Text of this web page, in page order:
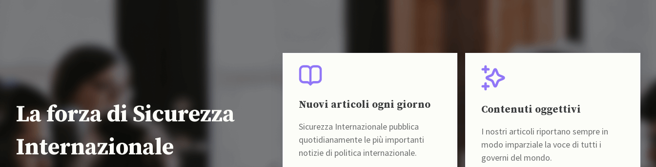
La forza di Sicurezza
Internazionale
Nuovi articoli ogni giorno
Sicurezza Internazionale pubblica
quotidianamente le più importanti
notizie di politica internazionale.
Contenuti oggettivi
I nostri articoli riportano sempre in
modo imparziale la voce di tutti i
governi del mondo.